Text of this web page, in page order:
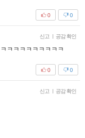
0
0
신고 | 공감 확인
ㅋㅋㅋㅋㅋㅋㅋㅋㅋ
0
0
신고 | 공감 확인